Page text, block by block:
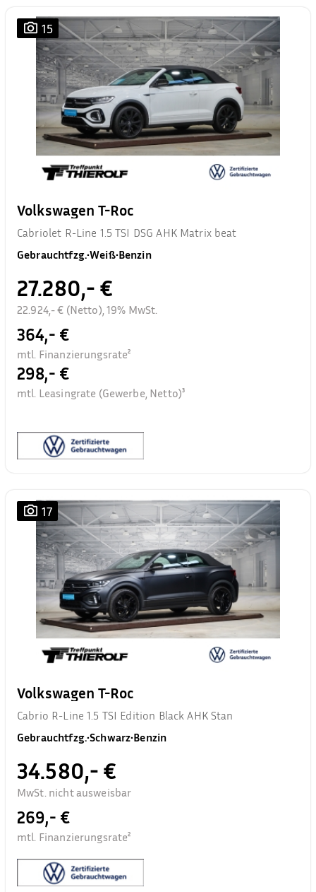
15
Volkswagen T-Roc
Cabriolet R-Line 1.5 TSI DSG AHK Matrix beat
Gebrauchtfzg.•Weiß•Benzin
27.280,- €
22.924,- € (Netto), 19% MwSt.
364,- €
mtl. Finanzierungsrate²
298,- €
mtl. Leasingrate (Gewerbe, Netto)³
17
Volkswagen T-Roc
Cabrio R-Line 1.5 TSI Edition Black AHK Stan
Gebrauchtfzg.•Schwarz•Benzin
34.580,- €
MwSt. nicht ausweisbar
269,- €
mtl. Finanzierungsrate²